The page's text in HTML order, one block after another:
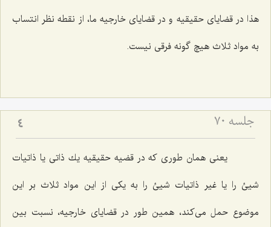
هذا در قضایاى حقیقیه و در قضایاى خارجیه ما، از نقطه نظر انتساب
به مواد ثلاث هیچ گونه فرقى نیست.
جلسه ۷۰ 4
یعنى همان طورى كه در قضیه حقیقیه یك ذاتى یا ذاتیات
شیئ را یا غیر ذاتیات شیئ را به یكى از این مواد ثلاث بر این
موضوع حمل مى‌كند، همین طور در قضایاى خارجیه، نسبت بین